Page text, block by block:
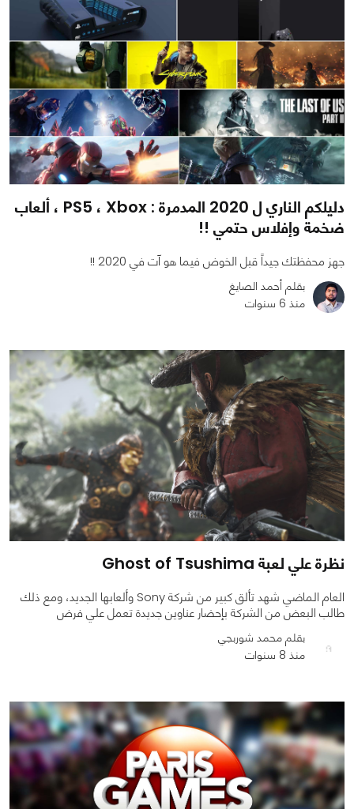
5226
0
0
دليلكم الناري ل 2020 المدمرة : PS5 ، Xbox ، ألعاب
ضخمة وإفلاس حتمي !!
جهز محفظتك جيداً قبل الخوض فيما هو آت في 2020 !!
بقلم أحمد الصايغ
منذ 6 سنوات
5480
0
0
نظرة علي لعبة Ghost of Tsushima
العام الماضي شهد تألق كبير من شركة Sony وألعابها الجديد، ومع ذلك
طالب البعض من الشركة بإحضار عناوين جديدة تعمل علي فرض
بقلم محمد شوربجي
منذ 8 سنوات